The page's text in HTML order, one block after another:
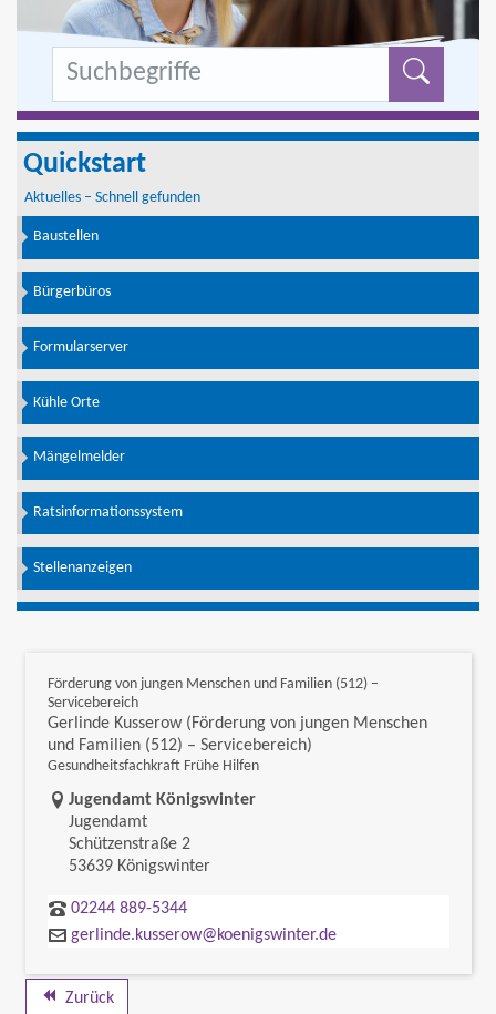
Quickstart
Aktuelles – Schnell gefunden
Baustellen
Bürgerbüros
Formularserver
Kühle Orte
Mängelmelder
Ratsinformationssystem
Stellenanzeigen
Förderung von jungen Menschen und Familien (512) –
Servicebereich
Gerlinde Kusserow (Förderung von jungen Menschen
und Familien (512) – Servicebereich)
Gesundheitsfachkraft Frühe Hilfen
Link zur Google-Maps Navigation
Jugendamt Königswinter
Jugendamt
Schützenstraße 2
53639 Königswinter
02244 889-5344
gerlinde.kusserow@koenigswinter.de
Zurück